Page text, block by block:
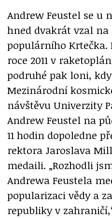
Andrew Feustel se u
hned dvakrát vzal
populárního Krtečka.
roce 2011 v
podruhé pak loni,
Mezinárodní
návštěvu Univerzity
Andrew Feustel na
11 hodin dopoledne
rektora Jaroslava
medaili. „Rozhodli
Andrewa Feustela
popularizaci vědy a
republiky v